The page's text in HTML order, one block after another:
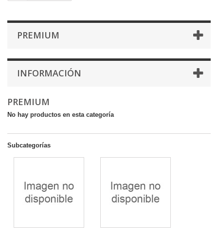
PREMIUM
INFORMACIÓN
PREMIUM
No hay productos en esta categoría
Subcategorías